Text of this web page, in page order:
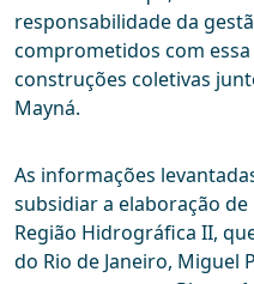
responsabilidade da
comprometidos com
construções coletivas
Mayná.
As informações
subsidiar a elaboração
Região Hidrográfica II,
do Rio de Janeiro, Miguel